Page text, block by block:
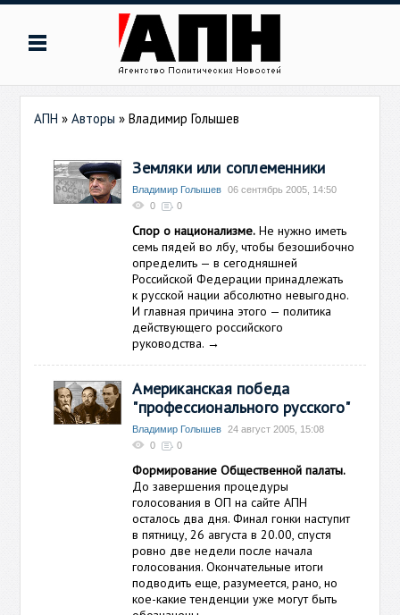
АПН »Авторы »Владимир Голышев
Земляки или соплеменники
Владимир Голышев
06 сентябрь 2005, 14:50
0
0
Спор о национализме. Не нужно иметь
семь пядей во лбу, чтобы безошибочно
определить — в сегодняшней
Российской Федерации принадлежать
к русской нации абсолютно невыгодно.
И главная причина этого — политика
действующего российского
руководства. →
Американская победа
"профессионального русского"
Владимир Голышев
24 август 2005, 15:08
0
0
Формирование Общественной палаты.
До завершения процедуры
голосования в ОП на сайте АПН
осталось два дня. Финал гонки наступит
в пятницу, 26 августа в 20.00, спустя
ровно две недели после начала
голосования. Окончательные итоги
подводить еще, разумеется, рано, но
кое-какие тенденции уже могут быть